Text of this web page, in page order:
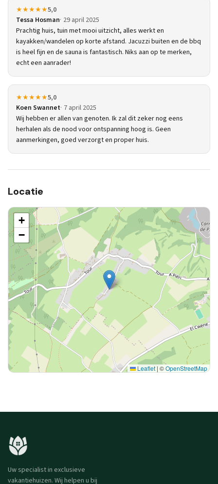
★★★★★5,0
Tessa Hosman 29 april 2025
Prachtig huis, tuin met mooi uitzicht, alles werkt en
kayakken/wandelen op korte afstand. Jacuzzi buiten en de bbq
is heel fijn en de sauna is fantastisch. Niks aan op te merken,
echt een aanrader!
★★★★★5,0
Koen Swannet 7 april 2025
Wij hebben er allen van genoten. Ik zal dit zeker nog eens
herhalen als de nood voor ontspanning hoog is. Geen
aanmerkingen, goed verzorgt en proper huis.
Locatie
+
−
Leaflet | ©OpenStreetMap
Uw specialist in exclusieve
vakantiehuizen. Wij helpen u bij